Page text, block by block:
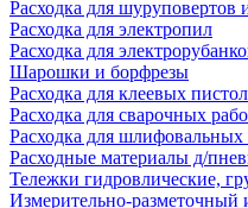
Расходка для шуруповертов
Расходка для электропил
Расходка для
Шарошки и борфрезы
Расходка для клеевых
Расходка для сварочных
Расходка для
Расходные материалы д/
Тележки гидровлические,
Измерительно-разметочный